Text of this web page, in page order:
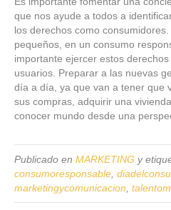
que nos ayude a todos a
los derechos como
pequeños, en un consumo
importante ejercer estos
usuarios. Preparar a las nuevas
día a día, ya que van a tener que
sus compras, adquirir una
conocer mundo desde una
Publicado en MARKETING y
consumoresponsable
marketingycomunicacion